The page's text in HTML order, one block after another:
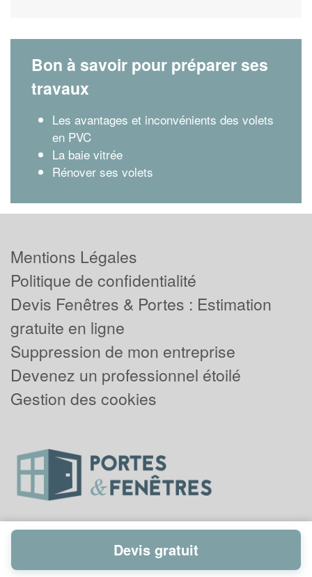
Bon à savoir pour préparer ses
travaux
Les avantages et inconvénients des volets
en PVC
La baie vitrée
Rénover ses volets
Mentions Légales
Politique de confidentialité
Devis Fenêtres & Portes : Estimation
gratuite en ligne
Suppression de mon entreprise
Devenez un professionnel étoilé
Gestion des cookies
Powered byPlus que pro
Devis gratuit